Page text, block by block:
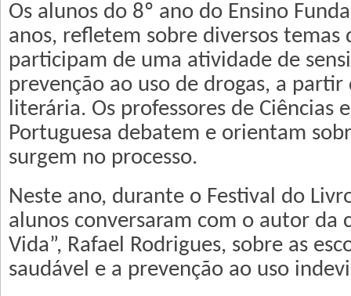
Os alunos do 8º ano do Ensino
anos, refletem sobre diversos temas
participam de uma atividade de
prevenção ao uso de drogas, a partir
literária. Os professores de Ciências
Portuguesa debatem e orientam
surgem no processo.
Neste ano, durante o Festival do
alunos conversaram com o autor da
Vida”, Rafael Rodrigues, sobre as
saudável e a prevenção ao uso